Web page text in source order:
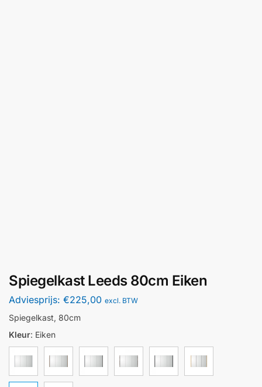
Spiegelkast Leeds 80cm Eiken
Adviesprijs: €225,00 excl. BTW
Spiegelkast, 80cm
Kleur: Eiken